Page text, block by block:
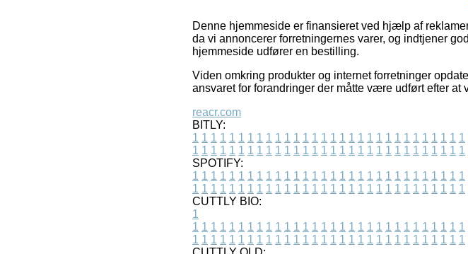
Denne hjemmeside er finansieret ved hjælp af
da vi annoncerer forretningernes varer, og indtjener
hjemmeside udfører en bestilling.
Viden omkring produkter og internet forretninger
ansvaret for forandringer der måtte være udført efter at
reacr.com
BITLY:
1 1 1 1 1 1 1 1 1 1 1 1 1 1 1 1 1 1 1 1 1 1 1 1 1 1 1 1 1 1
1 1 1 1 1 1 1 1 1 1 1 1 1 1 1 1 1 1 1 1 1 1 1 1 1 1 1 1 1 1
SPOTIFY:
1 1 1 1 1 1 1 1 1 1 1 1 1 1 1 1 1 1 1 1 1 1 1 1 1 1 1 1 1 1
1 1 1 1 1 1 1 1 1 1 1 1 1 1 1 1 1 1 1 1 1 1 1 1 1 1 1 1 1 1
CUTTLY BIO:
1
1 1 1 1 1 1 1 1 1 1 1 1 1 1 1 1 1 1 1 1 1 1 1 1 1 1 1 1 1 1
1 1 1 1 1 1 1 1 1 1 1 1 1 1 1 1 1 1 1 1 1 1 1 1 1 1 1 1 1 1